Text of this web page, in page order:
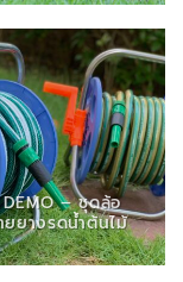
– ชุดล้อ
ยยางรดน้ำต้นไม้